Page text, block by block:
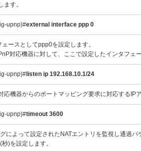
ます。
upnp)#external interface ppp 0
ースとしてppp0を設定します。
対応機器に対して、ここで設定したインタフェ
upnp)# listen ip 192.168.10.1/24
応機器からのポートマッピング要求に対応するIP
upnp)#timeout 3600
によって設定されたNATエントリを監視し通過
)を設定します。